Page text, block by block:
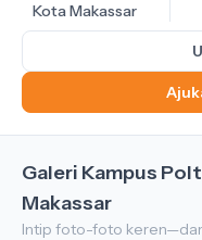
Kota Makassar
Galeri Kampus
Makassar
Intip foto-foto